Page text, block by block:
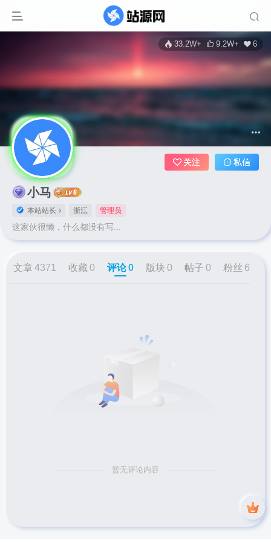
33.2W+ 9.2W+ 6
小马
本站站长 浙江 管理员
这家伙很懒，什么都没有写...
关注 私信
文章 4371 收藏 0 评论0 版块 0 帖子 0 粉丝 6
暂无评论内容